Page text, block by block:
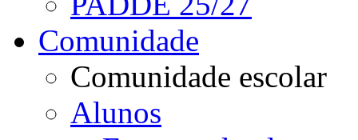
Comunidade
Comunidade escolar
Alunos